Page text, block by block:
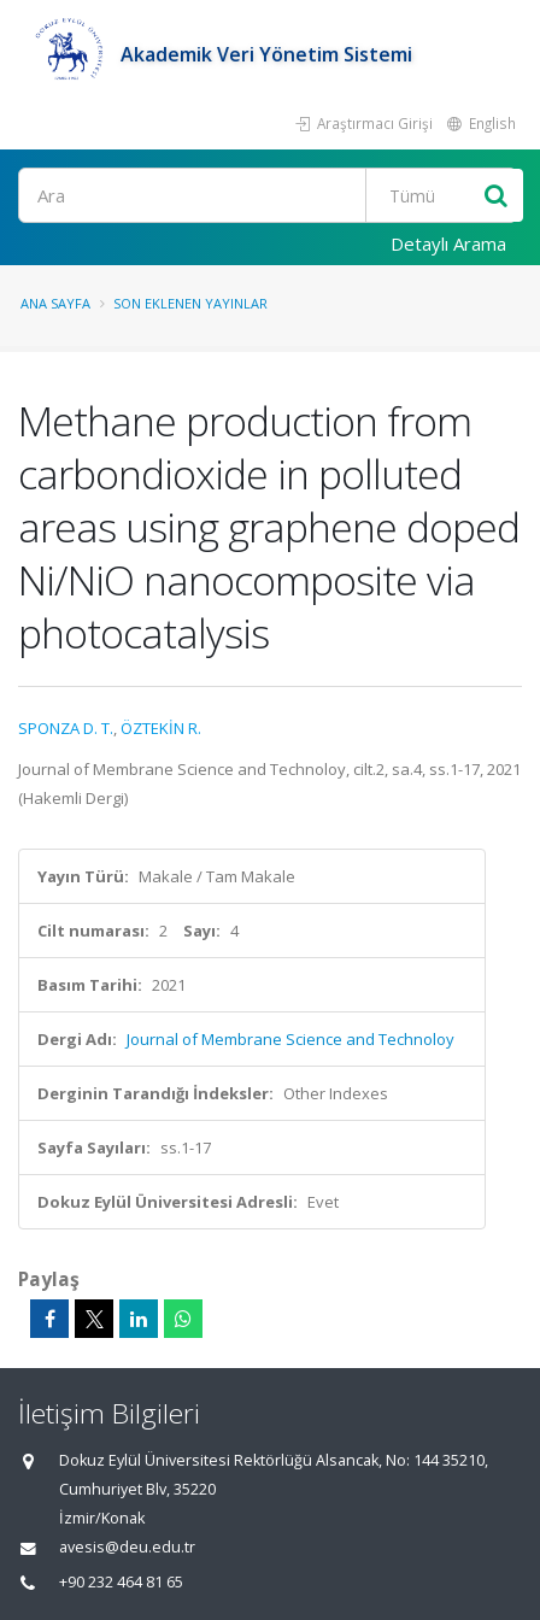
Akademik Veri Yönetim Sistemi
Araştırmacı Girişi English
Ara
Detaylı Arama
ANA SAYFA SON EKLENEN YAYINLAR
Methane production from
carbondioxide in polluted
areas using graphene doped
Ni/NiO nanocomposite via
photocatalysis
SPONZA D. T.,ÖZTEKİN R.
Journal of Membrane Science and Technoloy, cilt.2, sa.4, ss.1-17, 2021
(Hakemli Dergi)
Yayın Türü: Makale / Tam Makale
Cilt numarası: 2 Sayı: 4
Basım Tarihi: 2021
Dergi Adı: Journal of Membrane Science and Technoloy
Derginin Tarandığı İndeksler: Other Indexes
Sayfa Sayıları: ss.1-17
Dokuz Eylül Üniversitesi Adresli: Evet
Paylaş
İletişim Bilgileri
Dokuz Eylül Üniversitesi Rektörlüğü Alsancak, No: 144 35210,
Cumhuriyet Blv, 35220
İzmir/Konak
avesis@deu.edu.tr
+90 232 464 81 65